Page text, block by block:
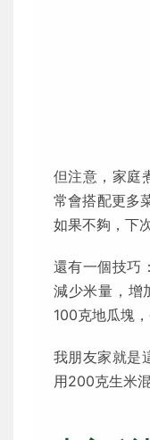
但注意，家庭
常會搭配更多
如果不夠，下
還有一個技巧
減少米量，增
100克地瓜塊
我朋友家就是
用200克生米